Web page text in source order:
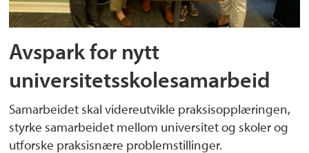
Avspark for nytt
universitetsskolesamarbeid
Samarbeidet skal videreutvikle praksisopplæringen,
styrke samarbeidet mellom universitet og skoler og
utforske praksisnære problemstillinger.